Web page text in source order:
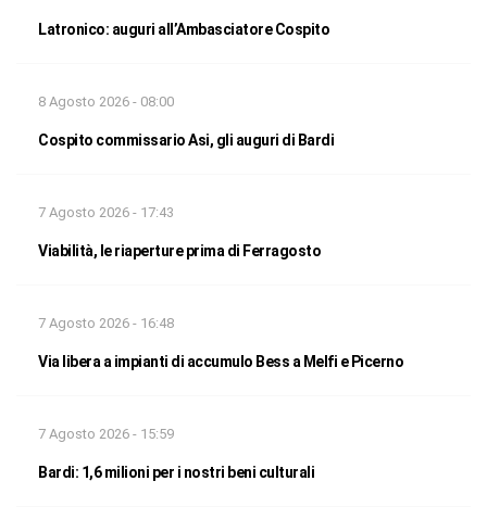
Latronico: auguri all’Ambasciatore Cospito
8 Agosto 2026 - 08:00
Cospito commissario Asi, gli auguri di Bardi
7 Agosto 2026 - 17:43
Viabilità, le riaperture prima di Ferragosto
7 Agosto 2026 - 16:48
Via libera a impianti di accumulo Bess a Melfi e Picerno
7 Agosto 2026 - 15:59
Bardi: 1,6 milioni per i nostri beni culturali